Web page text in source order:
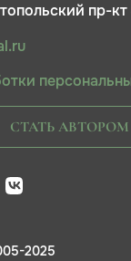
пр-кт
СТАТЬ АВТОРОМ
2025